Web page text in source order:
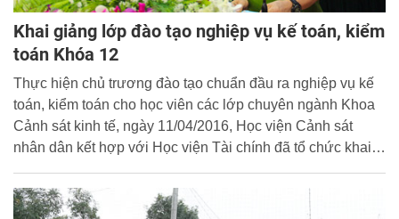
Khai giảng lớp đào tạo nghiệp vụ kế toán, kiểm
toán Khóa 12
Thực hiện chủ trương đào tạo chuẩn đầu ra nghiệp vụ kế
toán, kiểm toán cho học viên các lớp chuyên ngành Khoa
Cảnh sát kinh tế, ngày 11/04/2016, Học viện Cảnh sát
nhân dân kết hợp với Học viện Tài chính đã tổ chức khai
toán Khóa 12 và trao chứng chỉ cho học viên Khóa 11.